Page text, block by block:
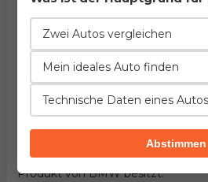
die beiden auch eigene
anzubieten. Da die beiden
Leistungsquelle benutzen sowie 4
Karosserieform im Rahmen
Mittelklassewagen' Segment
Unterschied anderweitig
(Vorderradantrieb der durch
beziehungsweise Hinterradantireb
BMW handelt). Unter der Haube
der Motor entwickelt von Honda,
Aggregat mit 16 Ventilen und
zylindrisches Aggregat mit 24
Produkt von BMW besitzt.
Zwei Autos vergleichen
Mein ideales Auto finden
Technische Daten eines
Abstimmen